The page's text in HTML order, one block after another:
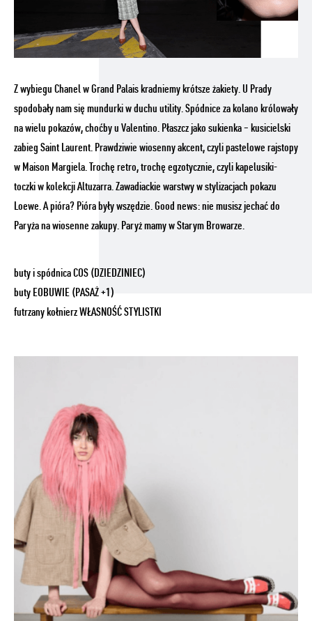
Z wybiegu Chanel w Grand Palais kradniemy krótsze żakiety. U Prady
spodobały nam się mundurki w duchu utility. Spódnice za kolano królowały
na wielu pokazów, choćby u Valentino. Płaszcz jako sukienka – kusicielski
zabieg Saint Laurent. Prawdziwie wiosenny akcent, czyli pastelowe rajstopy
w Maison Margiela. Trochę retro, trochę egzotycznie, czyli kapelusiki-
toczki w kolekcji Altuzarra. Zawadiackie warstwy w stylizacjach pokazu
Loewe. A pióra? Pióra były wszędzie. Good news: nie musisz jechać do
Paryża na wiosenne zakupy. Paryż mamy w Starym Browarze.
buty i spódnica COS (DZIEDZINIEC)
buty EOBUWIE (PASAŻ +1)
futrzany kołnierz WŁASNOŚĆ STYLISTKI